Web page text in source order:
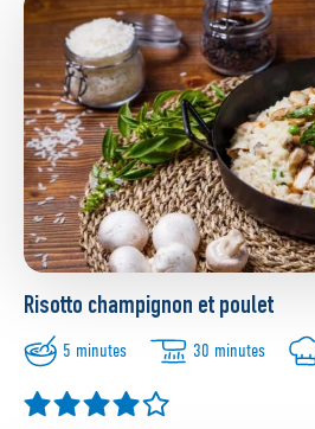
Risotto champignon et poulet
5 minutes 30 minutes